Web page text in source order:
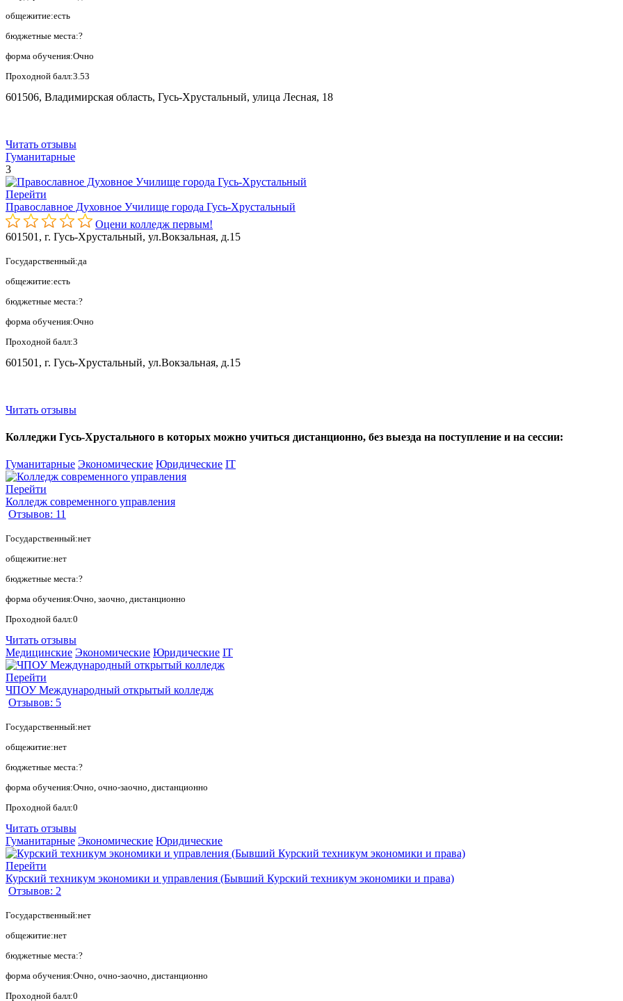
общежитие:есть
бюджетные места:?
форма обучения:Очно
Проходной балл:3.53
601506, Владимирская область, Гусь-Хрустальный, улица Лесная, 18
Читать отзывы
Гуманитарные
3
Перейти
Православное Духовное Училище города Гусь-Хрустальный
Оцени колледж первым!
601501, г. Гусь-Хрустальный, ул.Вокзальная, д.15
Государственный:да
общежитие:есть
бюджетные места:?
форма обучения:Очно
Проходной балл:3
601501, г. Гусь-Хрустальный, ул.Вокзальная, д.15
Читать отзывы
Колледжи Гусь-Хрустального в которых можно учиться дистанционно, без выезда на поступление и на сессии:
Гуманитарные Экономические Юридические IT
Перейти
Колледж современного управления
Отзывов: 11
Государственный:нет
общежитие:нет
бюджетные места:?
форма обучения:Очно, заочно, дистанционно
Проходной балл:0
Читать отзывы
Медицинские Экономические Юридические IT
Перейти
ЧПОУ Международный открытый колледж
Отзывов: 5
Государственный:нет
общежитие:нет
бюджетные места:?
форма обучения:Очно, очно-заочно, дистанционно
Проходной балл:0
Читать отзывы
Гуманитарные Экономические Юридические
Перейти
Курский техникум экономики и управления (Бывший Курский техникум экономики и права)
Отзывов: 2
Государственный:нет
общежитие:нет
бюджетные места:?
форма обучения:Очно, очно-заочно, дистанционно
Проходной балл:0